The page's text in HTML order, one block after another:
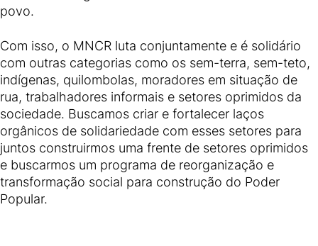
povo.
Com isso, o MNCR luta conjuntamente e é solidário
com outras categorias como os sem-terra, sem-teto,
indígenas, quilombolas, moradores em situação de
rua, trabalhadores informais e setores oprimidos da
sociedade. Buscamos criar e fortalecer laços
orgânicos de solidariedade com esses setores para
juntos construirmos uma frente de setores oprimidos
e buscarmos um programa de reorganização e
transformação social para construção do Poder
Popular.